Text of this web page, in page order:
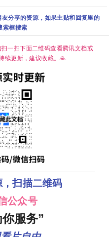
】 爱情同性 刘竞
中字 已更最新
夸克
16集，1280P
国语中字，艾
米侯明昊领
300MB超清网
友分享的资源，如果主贴和回复里的
索框搜索
一扫下面二维码查看腾讯文档或
续更新，建议收藏。🙏
扫描二维码
公众号
服务”